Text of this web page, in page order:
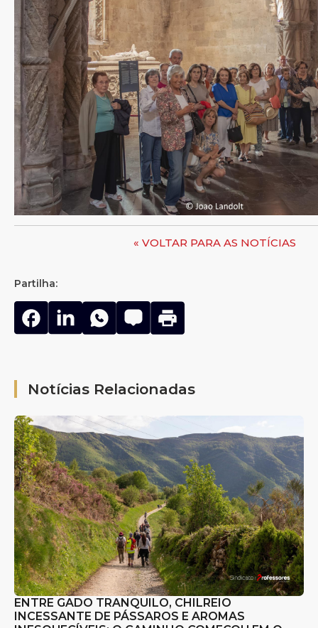
« VOLTAR PARA AS NOTÍCIAS
Partilha:
Notícias Relacionadas
ENTRE GADO TRANQUILO, CHILREIO
INCESSANTE DE PÁSSAROS E AROMAS